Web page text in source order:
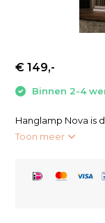
€ 149,-
Binnen 2-4
Hanglamp Nova is
Toon meer